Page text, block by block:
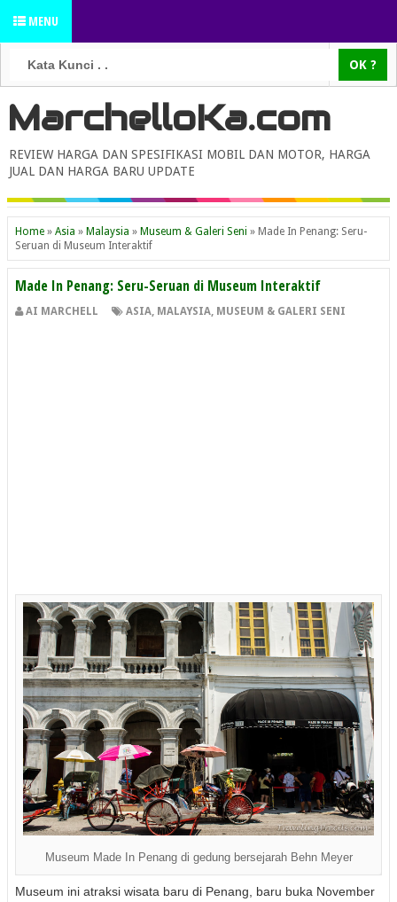
MENU
MarchelloKa.com
REVIEW HARGA DAN SPESIFIKASI MOBIL DAN MOTOR, HARGA
JUAL DAN HARGA BARU UPDATE
Home » Asia » Malaysia » Museum & Galeri Seni » Made In Penang: Seru-
Seruan di Museum Interaktif
Made In Penang: Seru-Seruan di Museum Interaktif
AI MARCHELL ASIA MALAYSIA MUSEUM & GALERI SENI
Museum Made In Penang di gedung bersejarah Behn Meyer
Museum ini atraksi wisata baru di Penang, baru buka November